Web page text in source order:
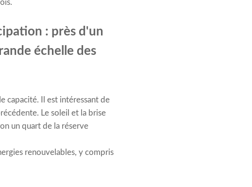
: près d'un
échelle des
capacité. Il est intéressant de
Le soleil et la brise
un quart de la réserve
renouvelables, y compris